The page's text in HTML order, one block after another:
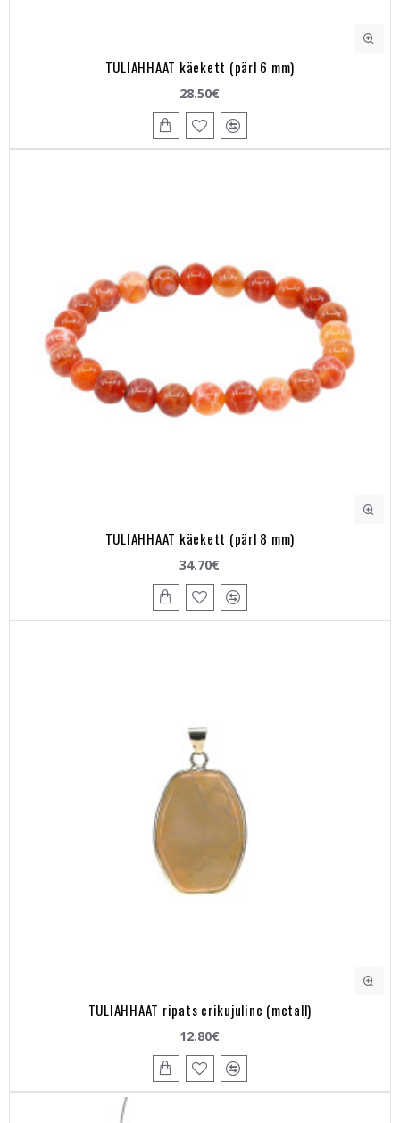
TULIAHHAAT käekett (pärl 6 mm)
28.50€
TULIAHHAAT käekett (pärl 8 mm)
34.70€
TULIAHHAAT ripats erikujuline (metall)
12.80€